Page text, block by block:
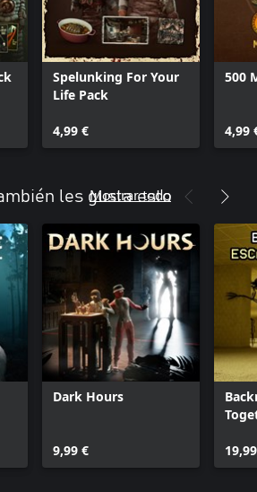
Spelunking For Your
Life Pack
4,99 €
500
4,99
les gusta esto
Mostrar todo
Dark Hours
9,99 €